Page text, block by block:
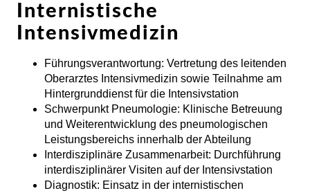
Internistische
Intensivmedizin
Führungsverantwortung: Vertretung des leitenden
Oberarztes Intensivmedizin sowie Teilnahme am
Hintergrunddienst für die Intensivstation
Schwerpunkt Pneumologie: Klinische Betreuung
und Weiterentwicklung des pneumologischen
Leistungsbereichs innerhalb der Abteilung
Interdisziplinäre Zusammenarbeit: Durchführung
interdisziplinärer Visiten auf der Intensivstation
Diagnostik: Einsatz in der internistischen